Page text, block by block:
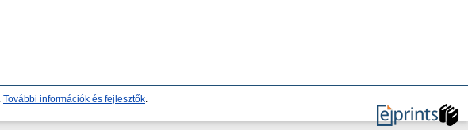
További információk és fejlesztők